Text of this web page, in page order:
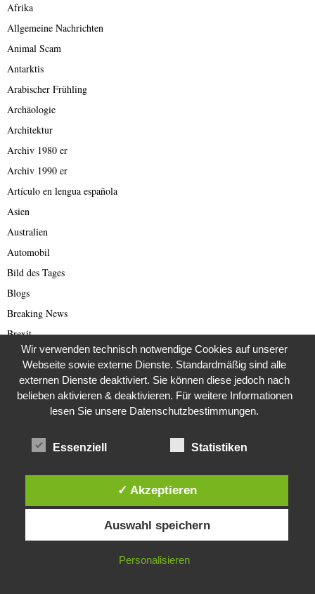
Afrika
Allgemeine Nachrichten
Animal Scam
Antarktis
Arabischer Frühling
Archäologie
Architektur
Archiv 1980 er
Archiv 1990 er
Artículo en lengua española
Asien
Australien
Automobil
Bild des Tages
Blogs
Breaking News
Brexit
Bücher
Bundestagswahl 2021
Business
Business & Wirtschaft
Catastrophe Scam
China Presse
Corona Kriminelle
Diese Website verwendet Cookies. Durch die weitere Nutzung dieser
Website stimmst du der Verwendung von Cookies zu.
IN ORDNUNG
Wir verwenden technisch notwendige Cookies auf unserer
Webseite sowie externe Dienste. Standardmäßig sind alle
externen Dienste deaktiviert. Sie können diese jedoch nach
belieben aktivieren & deaktivieren. Für weitere Informationen
lesen Sie unsere Datenschutzbestimmungen.
Essenziell Statistiken
✓ Akzeptieren
Auswahl speichern
Personalisieren